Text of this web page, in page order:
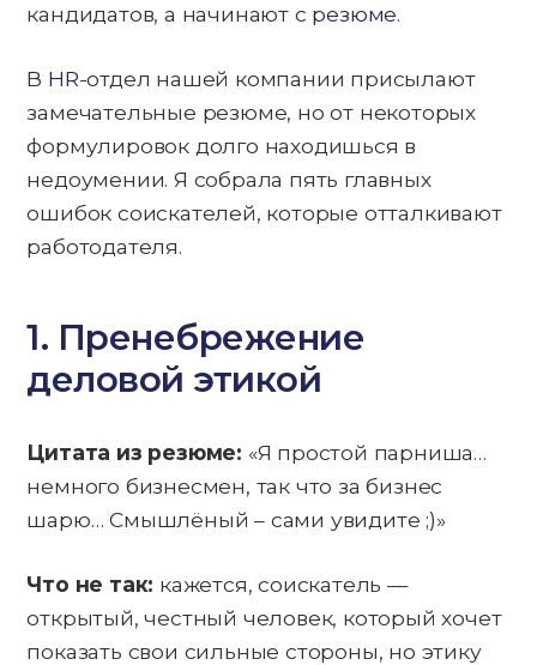
кандидатов, а начинают с резюме.
В HR-отдел нашей компании присылают
замечательные резюме, но от некоторых
формулировок долго находишься в
недоумении. Я собрала пять главных
ошибок соискателей, которые отталкивают
работодателя.
1. Пренебрежение
деловой этикой
Цитата из резюме: «Я простой парниша…
немного бизнесмен, так что за бизнес
шарю… Смышлёный – сами увидите ;)»
Что не так: кажется, соискатель —
открытый, честный человек, который хочет
показать свои сильные стороны, но этику